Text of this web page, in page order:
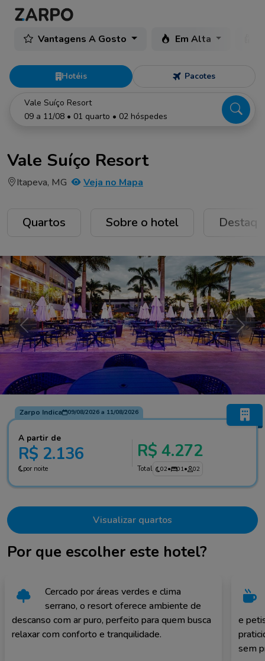
Vantagens A Gosto Em Alta
Hotéis Pacotes
Vale Suíço Resort
09 a 11/08 • 01 quarto • 02 hóspedes
Vale Suíço Resort
Itapeva, MG Veja no Mapa
Quartos Sobre o hotel
Anterior
Por que escolher este hotel?
Cercado por áreas verdes e clima
serrano, o resort oferece ambiente de
descanso com ar puro, perfeito para quem busca
relaxar com conforto e tranquilidade.
e
sem
Zarpo Indica 09/08/2026a 11/08/2026
A partir de
R$ 2.136
por noite
R$ 4.272
Total 02• 01• 02
Visualizar quartos